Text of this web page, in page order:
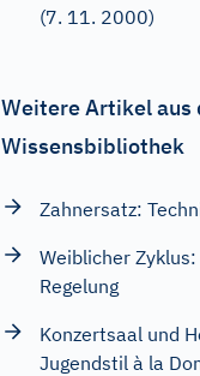
(7. 11. 2000)
Weitere Artikel aus
Wissensbibliothek
Zahnersatz:
Weiblicher
Regelung
Konzertsaal und
Jugendstil à la